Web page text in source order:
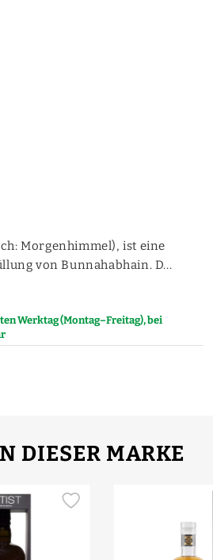
Morgenhimmel), ist eine
von Bunnahabhain. D...
Werktag (Montag–Freitag), bei
DIESER MARKE